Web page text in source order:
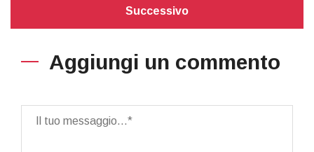
Successivo
Aggiungi un commento